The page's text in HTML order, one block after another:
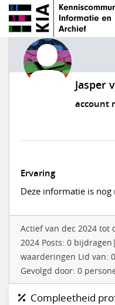
Jasper
account
Ervaring
Deze informatie is nog
Actief van dec 2024 tot
2024 Posts: 0
waarderingen Lid van:
Gevolgd door: 0
Compleetheid